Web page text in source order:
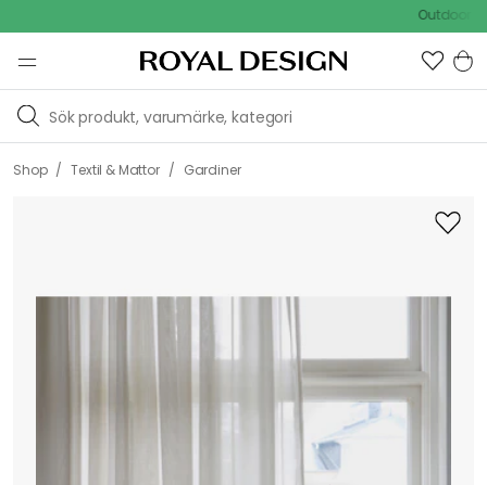
Outdoor Sale
Shop / Textil & Mattor / Gardiner